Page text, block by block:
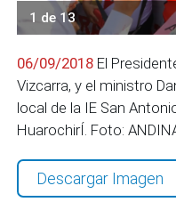
1 de 13
06/09/2018 El
Vizcarra, y el ministro
local de la IE San
HuarochirÍ. Foto:
Descargar Imagen